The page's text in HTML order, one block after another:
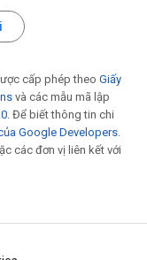
cấp phép theo Giấy
và các mẫu mã lập
. Để biết thông tin chi
Google Developers.
các đơn vị liên kết với